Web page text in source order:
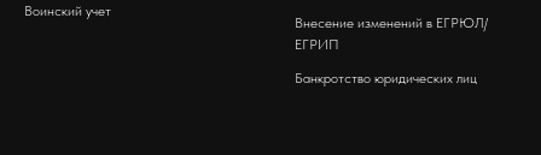
Воинский учет
Внесение изменений в ЕГРЮЛ/
ЕГРИП
Банкротство юридических лиц